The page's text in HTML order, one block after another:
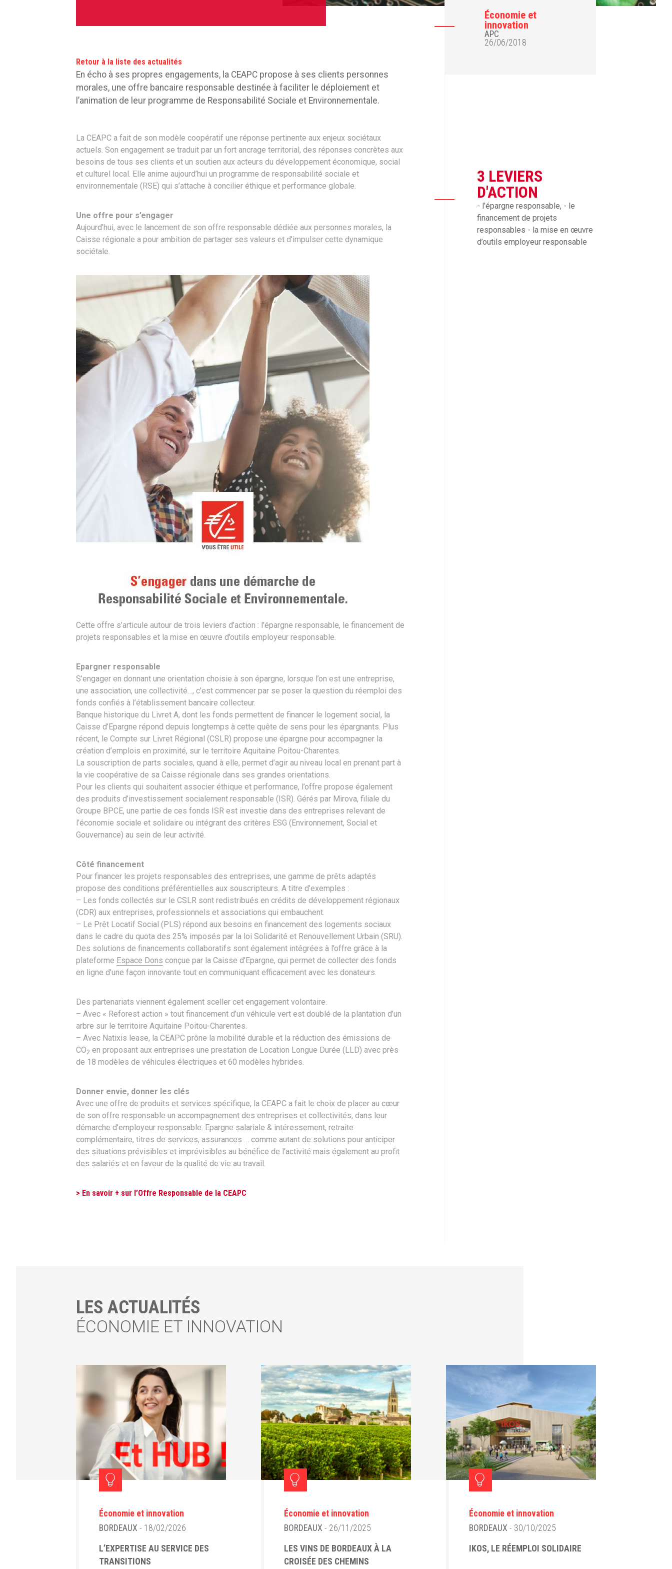
Économie et
innovation
APC
26/06/2018
Retour à la liste des actualités
En écho à ses propres engagements, la CEAPC propose à ses clients personnes
morales, une offre bancaire responsable destinée à faciliter le déploiement et
l’animation de leur programme de Responsabilité Sociale et Environnementale.
La CEAPC a fait de son modèle coopératif une réponse pertinente aux enjeux sociétaux
actuels. Son engagement se traduit par un fort ancrage territorial, des réponses concrètes aux
besoins de tous ses clients et un soutien aux acteurs du développement économique, social
et culturel local. Elle anime aujourd’hui un programme de responsabilité sociale et
environnementale (RSE) qui s’attache à concilier éthique et performance globale.
Une offre pour s’engager
Aujourd’hui, avec le lancement de son offre responsable dédiée aux personnes morales, la
Caisse régionale a pour ambition de partager ses valeurs et d’impulser cette dynamique
sociétale.
Cette offre s’articule autour de trois leviers d’action : l’épargne responsable, le financement de
projets responsables et la mise en œuvre d’outils employeur responsable.
Epargner responsable
S’engager en donnant une orientation choisie à son épargne, lorsque l’on est une entreprise,
une association, une collectivité…, c’est commencer par se poser la question du réemploi des
fonds confiés à l’établissement bancaire collecteur.
Banque historique du Livret A, dont les fonds permettent de financer le logement social, la
Caisse d’Epargne répond depuis longtemps à cette quête de sens pour les épargnants. Plus
récent, le Compte sur Livret Régional (CSLR) propose une épargne pour accompagner la
création d’emplois en proximité, sur le territoire Aquitaine Poitou-Charentes.
La souscription de parts sociales, quand à elle, permet d’agir au niveau local en prenant part à
la vie coopérative de sa Caisse régionale dans ses grandes orientations.
Pour les clients qui souhaitent associer éthique et performance, l’offre propose également
des produits d’investissement socialement responsable (ISR). Gérés par Mirova, filiale du
Groupe BPCE, une partie de ces fonds ISR est investie dans des entreprises relevant de
l’économie sociale et solidaire ou intégrant des critères ESG (Environnement, Social et
Gouvernance) au sein de leur activité.
Côté financement
Pour financer les projets responsables des entreprises, une gamme de prêts adaptés
propose des conditions préférentielles aux souscripteurs. A titre d’exemples :
– Les fonds collectés sur le CSLR sont redistribués en crédits de développement régionaux
(CDR) aux entreprises, professionnels et associations qui embauchent.
– Le Prêt Locatif Social (PLS) répond aux besoins en financement des logements sociaux
dans le cadre du quota des 25% imposés par la loi Solidarité et Renouvellement Urbain (SRU).
Des solutions de financements collaboratifs sont également intégrées à l’offre grâce à la
plateforme Espace Dons conçue par la Caisse d’Epargne, qui permet de collecter des fonds
en ligne d’une façon innovante tout en communiquant efficacement avec les donateurs.
Des partenariats viennent également sceller cet engagement volontaire.
– Avec « Reforest action » tout financement d’un véhicule vert est doublé de la plantation d’un
arbre sur le territoire Aquitaine Poitou-Charentes.
– Avec Natixis lease, la CEAPC prône la mobilité durable et la réduction des émissions de
CO2 en proposant aux entreprises une prestation de Location Longue Durée (LLD) avec près
de 18 modèles de véhicules électriques et 60 modèles hybrides.
Donner envie, donner les clés
Avec une offre de produits et services spécifique, la CEAPC a fait le choix de placer au cœur
de son offre responsable un accompagnement des entreprises et collectivités, dans leur
démarche d’employeur responsable. Epargne salariale & intéressement, retraite
complémentaire, titres de services, assurances … comme autant de solutions pour anticiper
des situations prévisibles et imprévisibles au bénéfice de l’activité mais également au profit
des salariés et en faveur de la qualité de vie au travail.
> En savoir + sur l’Offre Responsable de la CEAPC
3 LEVIERS
D'ACTION
- l’épargne responsable, - le
financement de projets
responsables - la mise en œuvre
d’outils employeur responsable
LES ACTUALITÉS
ÉCONOMIE ET INNOVATION
Économie et innovation
BORDEAUX - 18/02/2026
L’EXPERTISE AU SERVICE DES
TRANSITIONS
Économie et innovation
BORDEAUX - 26/11/2025
LES VINS DE BORDEAUX À LA
CROISÉE DES CHEMINS
Économie et innovation
BORDEAUX - 30/10/2025
IKOS, LE RÉEMPLOI SOLIDAIRE